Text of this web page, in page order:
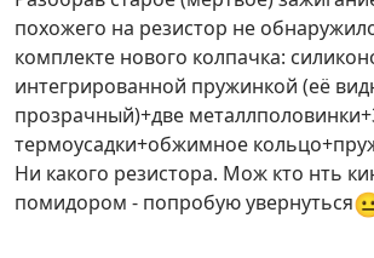
похожего на резистор не
комплекте нового колпачка:
интегрированной пружинкой (её
прозрачный)+две
термоусадки+обжимное
Ни какого резистора. Мож кто нть
помидором - попробую увернуться